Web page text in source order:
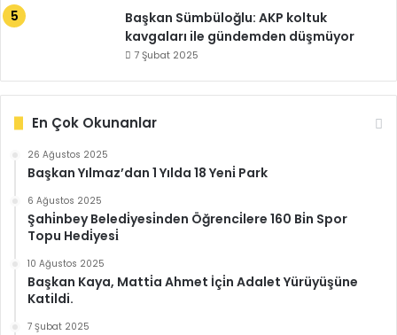
Başkan Sümbüloğlu: AKP koltuk
kavgaları ile gündemden düşmüyor
7 Şubat 2025
En Çok Okunanlar
26 Ağustos 2025
Başkan Yılmaz’dan 1 Yılda 18 Yeni̇ Park
6 Ağustos 2025
Şahi̇nbey Beledi̇yesi̇nden Öğrenci̇lere 160 Bi̇n Spor
Topu Hedi̇yesi̇
10 Ağustos 2025
Başkan Kaya, Matti̇a Ahmet İçi̇n Adalet Yürüyüşüne
Katildi.
7 Şubat 2025